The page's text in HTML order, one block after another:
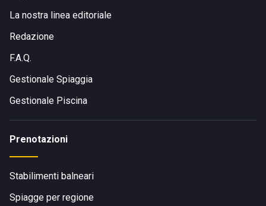
La nostra linea editoriale
Redazione
F.A.Q.
Gestionale Spiaggia
Gestionale Piscina
Prenotazioni
Stabilimenti balneari
Spiagge per regione